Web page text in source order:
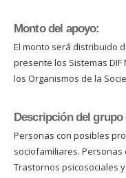
Monto del apoyo:
El monto será distribuido
presente los Sistemas
los Organismos de la
Descripción del grupo
Personas con posibles
sociofamiliares.
Trastornos psicosociales